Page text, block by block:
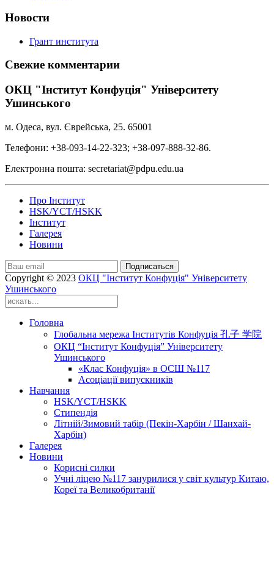
Новости
Грант института
Свежие комментарии
ОКЦ "Інститут Конфуція" Університету
Ушинського
м. Одеса, вул. Єврейська, 25. 65001
Телефони: +38-093-14-22-323; +38-097-888-32-86.
Електронна пошта: secretariat@pdpu.edu.ua
Про Інститут
HSK/YCT/HSKK
Інститут
Галерея
Новини
Подписаться
Copyright © 2023 ОКЦ "Інститут Конфуція" Університету
Ушинського
Головна
Глобальна мережа Інститутів Конфуція 孔子 学院
ОКЦ “Інститут Конфуція” Університету
Ушинського
«Клас Конфуція» в ОСШ №117
Асоціації випускників
Навчання
HSK/YCT/HSKK
Стипендія
Літній/Зимовий табір (Пекін-Харбін / Шанхай-
Харбін)
Галерея
Новини
Корисні силки
Учні ліцею №117 занурилися у світ культур Китаю,
Кореї та Великобританії